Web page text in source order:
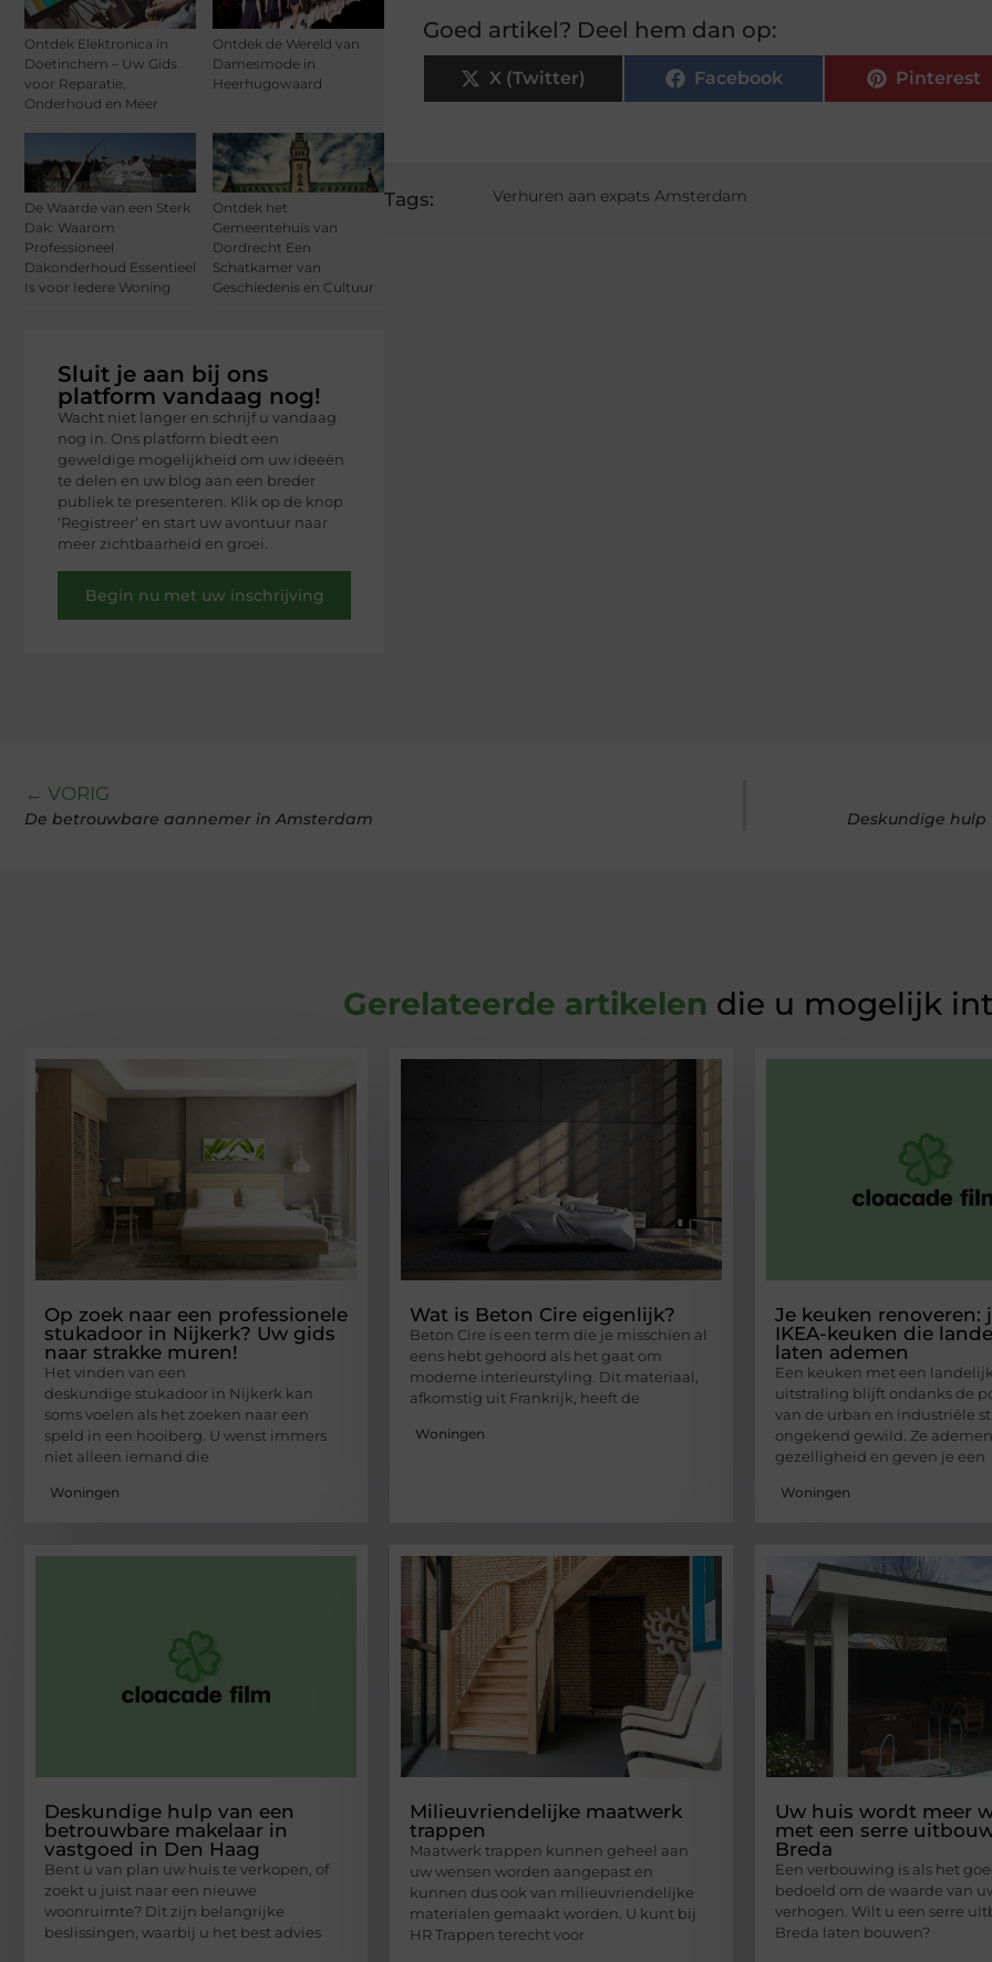
Ontdek Elektronica in
Doetinchem – Uw Gids
voor Reparatie,
Onderhoud en Meer
Ontdek de Wereld van
Damesmode in
Heerhugowaard
De Waarde van een Sterk
Dak: Waarom
Professioneel
Dakonderhoud Essentieel
Is voor Iedere Woning
Ontdek het
Gemeentehuis van
Dordrecht Een
Schatkamer van
Geschiedenis en Cultuur
Sluit je aan bij ons
platform vandaag nog!
Wacht niet langer en schrijf u vandaag
nog in. Ons platform biedt een
geweldige mogelijkheid om uw ideeën
te delen en uw blog aan een breder
publiek te presenteren. Klik op de knop
‘Registreer’ en start uw avontuur naar
meer zichtbaarheid en groei.
Begin nu met uw inschrijving
Goed artikel? Deel hem dan op:
X (Twitter) Facebook Pinterest
Tags: Verhuren aan expats Amsterdam
← VORIG
De betrouwbare aannemer in Amsterdam Deskundige
Gerelateerde artikelen die u mogelijk
Op zoek naar een professionele
stukadoor in Nijkerk? Uw gids
naar strakke muren!
Het vinden van een
deskundige stukadoor in Nijkerk kan
soms voelen als het zoeken naar een
speld in een hooiberg. U wenst immers
niet alleen iemand die
Woningen
Wat is Beton Cire eigenlijk?
Beton Cire is een term die je misschien al
eens hebt gehoord als het gaat om
moderne interieurstyling. Dit materiaal,
afkomstig uit Frankrijk, heeft de
Woningen
Je keuken renoveren:
IKEA-keuken die
laten ademen
Een keuken met een
uitstraling blijft ondanks de
van de urban en industriële
ongekend gewild. Ze ademen
gezelligheid en geven je een
Woningen
Deskundige hulp van een
betrouwbare makelaar in
vastgoed in Den Haag
Bent u van plan uw huis te verkopen, of
zoekt u juist naar een nieuwe
woonruimte? Dit zijn belangrijke
beslissingen, waarbij u het best advies
Milieuvriendelijke maatwerk
trappen
Maatwerk trappen kunnen geheel aan
uw wensen worden aangepast en
kunnen dus ook van milieuvriendelijke
materialen gemaakt worden. U kunt bij
HR Trappen terecht voor
Uw huis wordt meer
met een serre
Breda
Een verbouwing is als het
bedoeld om de waarde van
verhogen. Wilt u een serre
Breda laten bouwen?